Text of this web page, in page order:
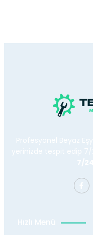
Profesyonel Beyaz
yerinizde tespit edip 7/
7/
Hızlı Menü